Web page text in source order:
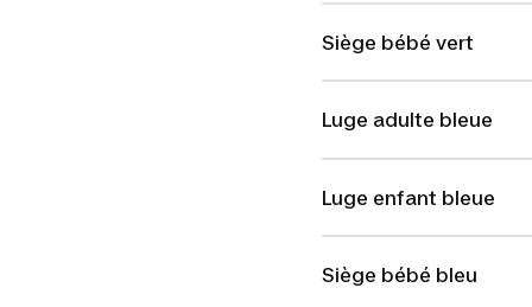
Siège bébé vert
Luge adulte bleue
Luge enfant bleue
Siège bébé bleu